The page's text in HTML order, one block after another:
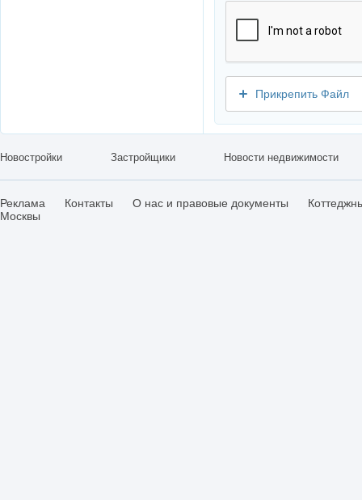
Прикрепить Файл
Новостройки Застройщики Новости недвижимости
Реклама Контакты О нас и правовые документы
Москвы